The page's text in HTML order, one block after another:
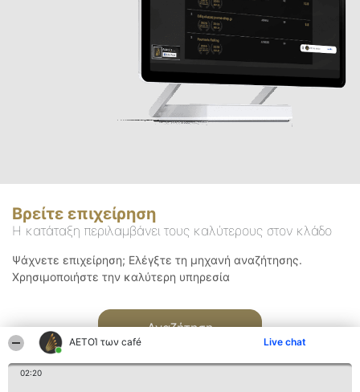
ΑΕΤΟΊ των café Live chat
02:20
Βρείτε επιχείρηση
Η κατάταξη περιλαμβάνει τους καλύτερους στον κλάδο
Ψάχνετε επιχείρηση; Ελέγξτε τη μηχανή αναζήτησης.
Χρησιμοποιήστε την καλύτερη υπηρεσία
Αναζήτηση